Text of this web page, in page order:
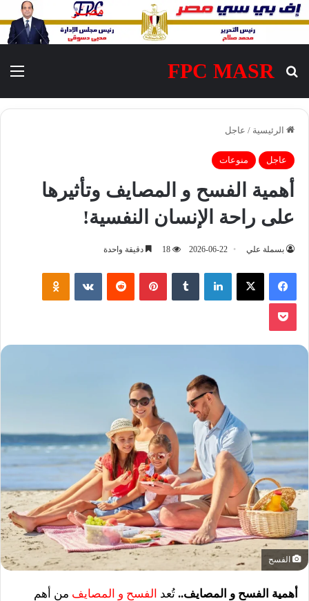
FPC MASR
بحث عن
الرئيسية / عاجل
عاجل منوعات
أهمية الفسح و المصايف وتأثيرها
على راحة الإنسان النفسية!
بسملة علي 2026-06-22
18 دقيقة واحدة
فيسبوك ‫X لينكدإن بينتيريست
الفسح
أهمية الفسح و المصايف.. تُعد الفسح و المصايف من أهم